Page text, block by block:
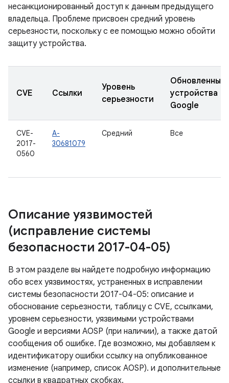
несанкционированный доступ к данным предыдущего
владельца. Проблеме присвоен средний уровень
серьезности, поскольку с ее помощью можно обойти
защиту устройства.
CVE Ссылки
Уровень
серьезности
Обновленные
устройства
Google
CVE-
2017-
0560
A-
30681079
Средний Все
Описание уязвимостей
(исправление системы
безопасности 2017-04-05)
В этом разделе вы найдете подробную информацию
обо всех уязвимостях, устраненных в исправлении
системы безопасности 2017-04-05: описание и
обоснование серьезности, таблицу с CVE, ссылками,
уровнем серьезности, уязвимыми устройствами
Google и версиями AOSP (при наличии), а также датой
сообщения об ошибке. Где возможно, мы добавляем к
идентификатору ошибки ссылку на опубликованное
изменение (например, список AOSP). и дополнительные
ссылки в квадратных скобках.